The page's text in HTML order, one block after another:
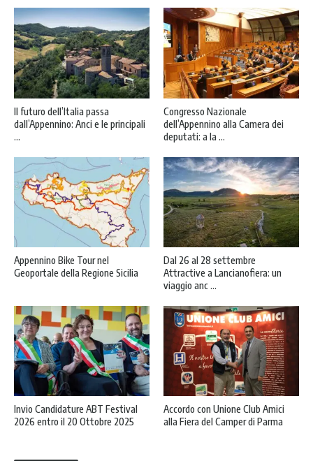
Il futuro dell’Italia passa
dall’Appennino: Anci e le principali
...
Congresso Nazionale
dell’Appennino alla Camera dei
deputati: a la ...
Appennino Bike Tour nel
Geoportale della Regione Sicilia
Dal 26 al 28 settembre
Attractive a Lancianofiera: un
viaggio anc ...
Invio Candidature ABT Festival
2026 entro il 20 Ottobre 2025
Accordo con Unione Club Amici
alla Fiera del Camper di Parma